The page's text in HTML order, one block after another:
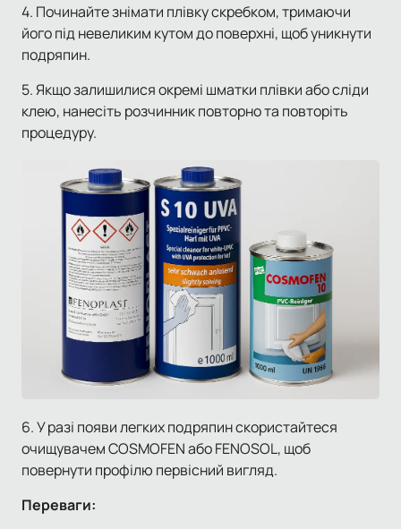
4. Починайте знімати плівку скребком, тримаючи
його під невеликим кутом до поверхні, щоб уникнути
подряпин.
5. Якщо залишилися окремі шматки плівки або сліди
клею, нанесіть розчинник повторно та повторіть
процедуру.
6. У разі появи легких подряпин скористайтеся
очищувачем COSMOFEN або FENOSOL, щоб
повернути профілю первісний вигляд.
Переваги: